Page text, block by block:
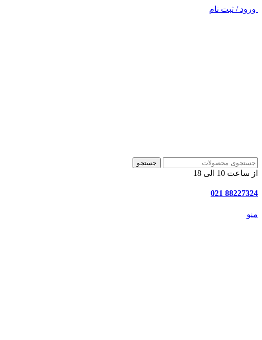
ورود / ثبت نام
جستجو
از ساعت 10 الی 18
88227324 021
منو